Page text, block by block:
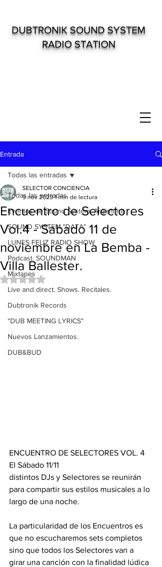
DUBTRONIK SOUND SYSTEM
RADIO STATION
Entrada
Todas las entradas
Eventos de Sound System. Argentina
SOUND SYSTEM "DATA"
LUNES FELIZ RADIO SHOW
Podcast. SOUNDMAN
Mixtapes
Live and direct. Shows. Recitales.
Dubtronik Records
"DUB MEETING LYRICS"
Nuevos Lanzamientos.
DUB&BUD
Todas las entradas
Encuentro de Selectores
Vol.4 - Sabado 11 de
noviembre en La Bemba -
Villa Ballester.
SELECTOR CONCIENCIA
9 nov 2023 1 min de lectura
Obtuvo NaN de 5 estrellas.
ENCUENTRO DE SELECTORES VOL. 4
El Sábado 11/11
distintos DJs y Selectores se reunirán
para compartir sus estilos musicales a lo
largo de una noche.
La particularidad de los Encuentros es
que no escucharemos sets completos
sino que todos los Selectores van a
girar una canción con la finalidad lúdica